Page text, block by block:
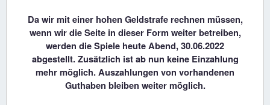
Da wir mit einer hohen Geldstrafe rechnen müssen,
wenn wir die Seite in dieser Form weiter betreiben,
werden die Spiele heute Abend, 30.06.2022
abgestellt. Zusätzlich ist ab nun keine Einzahlung
mehr möglich. Auszahlungen von vorhandenen
Guthaben bleiben weiter möglich.